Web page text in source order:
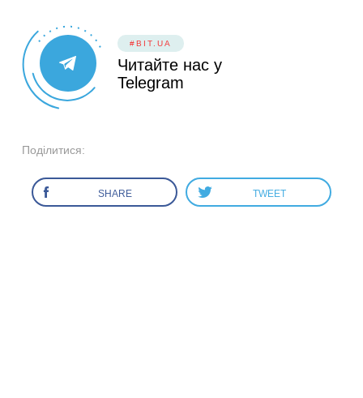
#BIT.UA
Читайте нас у
Telegram
Поділитися:
SHARE TWEET